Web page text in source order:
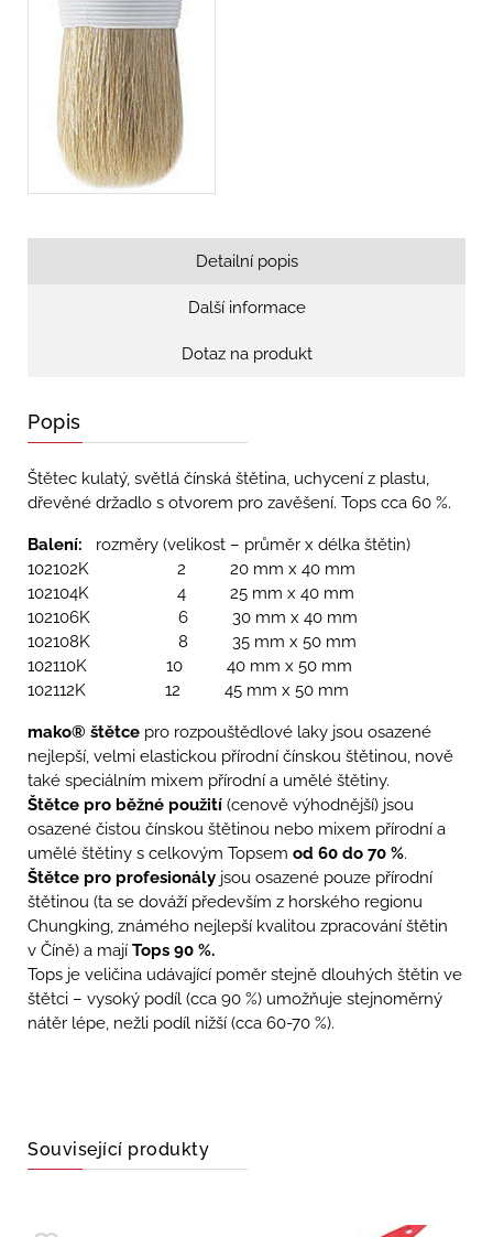
Detailní popis
Další informace
Dotaz na produkt
Popis
Štětec kulatý, světlá čínská štětina, uchycení z plastu,
dřevěné držadlo s otvorem pro zavěšení. Tops cca 60 %.
Balení:
rozměry (velikost – průměr x délka štětin)
102102K 2 20 mm x 40 mm
102104K 4 25 mm x 40 mm
102106K 6 30 mm x 40 mm
102108K 8 35 mm x 50 mm
102110K 10 40 mm x 50 mm
102112K 12 45 mm x 50 mm
mako® štětce pro rozpouštědlové laky jsou osazené
nejlepší, velmi elastickou přírodní čínskou štětinou, nově
také speciálním mixem přírodní a umělé štětiny.
Štětce pro běžné použití (cenově výhodnější) jsou
osazené čistou čínskou štětinou nebo mixem přírodní a
umělé štětiny s celkovým Topsem od 60 do 70 %.
Štětce pro profesionály jsou osazené pouze přírodní
štětinou (ta se dováží především z horského regionu
Chungking, známého nejlepší kvalitou zpracování štětin
v Číně) a mají Tops 90 %.
Tops je veličina udávající poměr stejně dlouhých štětin ve
štětci – vysoký podíl (cca 90 %) umožňuje stejnoměrný
nátěr lépe, nežli podíl nižší (cca 60-70 %).
Související produkty